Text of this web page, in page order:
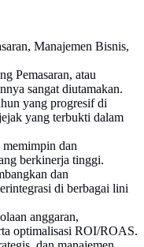
Manajemen Bisnis,
Pemasaran, atau
sangat diutamakan.
yang progresif di
yang terbukti dalam
dan
berkinerja tinggi.
dan
di berbagai lini
anggaran,
optimalisasi ROI/ROAS.